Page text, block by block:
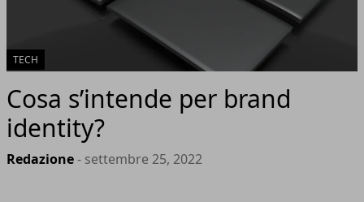
TECH
Cosa s’intende per brand
identity?
Redazione- settembre 25, 2022